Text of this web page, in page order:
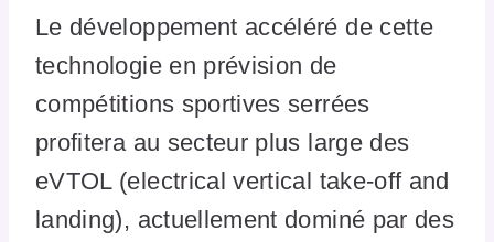
Le développement accéléré de cette
technologie en prévision de
compétitions sportives serrées
profitera au secteur plus large des
eVTOL (electrical vertical take-off and
landing), actuellement dominé par des